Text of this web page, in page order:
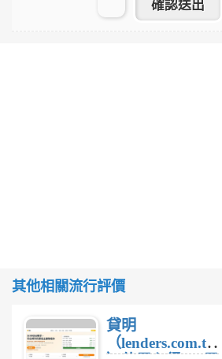
其他相關流行評價
貸明
（lenders.com.tw